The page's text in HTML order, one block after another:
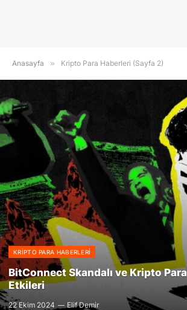
Anasayfa » Kripto Para Haberleri (Sayfa 2)
KRIPTO PARA HABERLERI
BitConnect Skandalı ve Kripto
Etkileri
22 Ekim 2024 Elif Demir